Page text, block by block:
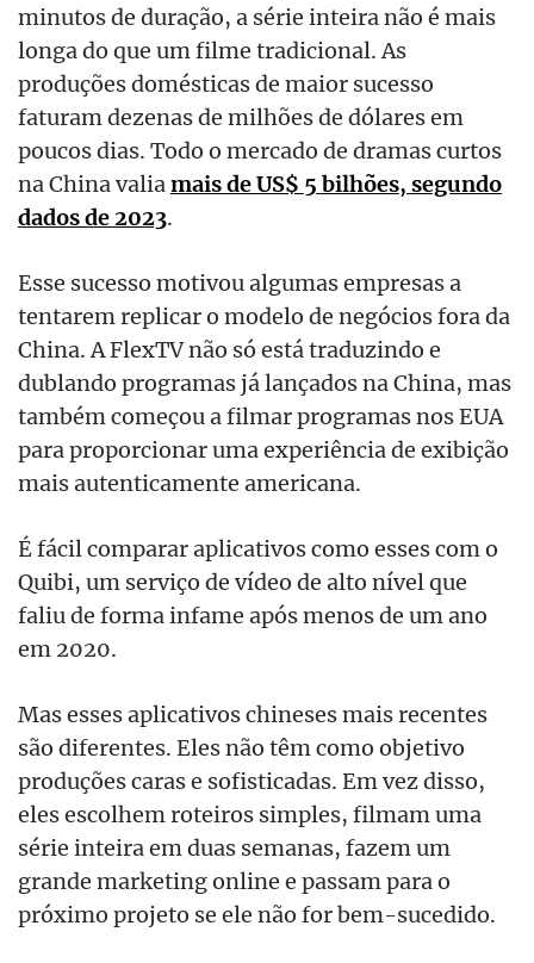
minutos de duração, a série inteira não é mais
longa do que um filme tradicional. As
produções domésticas de maior sucesso
faturam dezenas de milhões de dólares em
poucos dias. Todo o mercado de dramas curtos
na China valiamais de US$ 5 bilhões, segundo
dados de 2023.
Esse sucesso motivou algumas empresas a
tentarem replicar o modelo de negócios fora da
China. A FlexTV não só está traduzindo e
dublando programas já lançados na China, mas
também começou a filmar programas nos EUA
para proporcionar uma experiência de exibição
mais autenticamente americana.
É fácil comparar aplicativos como esses com o
Quibi, um serviço de vídeo de alto nível que
faliu de forma infame após menos de um ano
em 2020.
Mas esses aplicativos chineses mais recentes
são diferentes. Eles não têm como objetivo
produções caras e sofisticadas. Em vez disso,
eles escolhem roteiros simples, filmam uma
série inteira em duas semanas, fazem um
grande marketing online e passam para o
próximo projeto se ele não for bem-sucedido.